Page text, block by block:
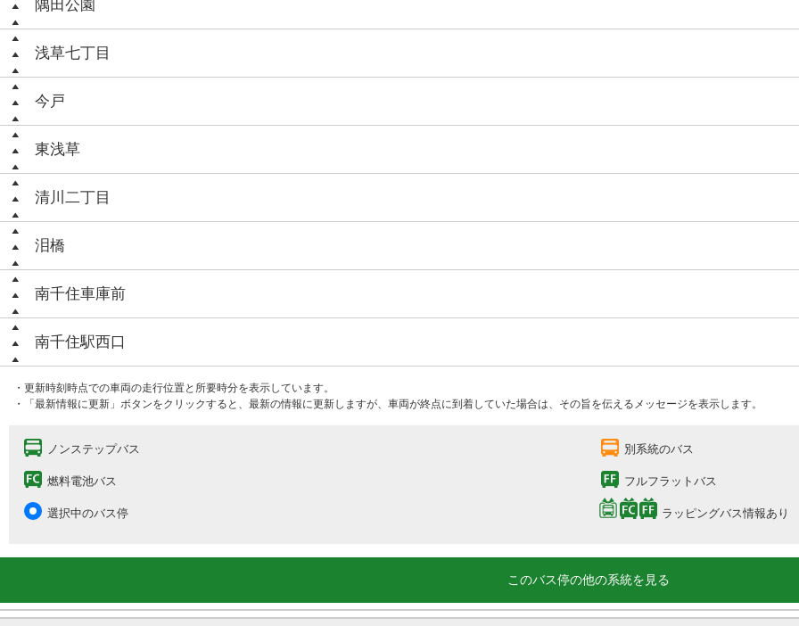
隅田公園
浅草七丁目
今戸
東浅草
清川二丁目
泪橋
南千住車庫前
南千住駅西口
・更新時刻時点での車両の走行位置と所要時分を表示しています。
・「最新情報に更新」ボタンをクリックすると、最新の情報に更新しますが、車両が終点に到着していた場合は、その旨を伝えるメッセージを表示します。
ノンステップバス 別系統のバス
燃料電池バス フルフラットバス
選択中のバス停 ラッピングバス情報あり
このバス停の他の系統を見る